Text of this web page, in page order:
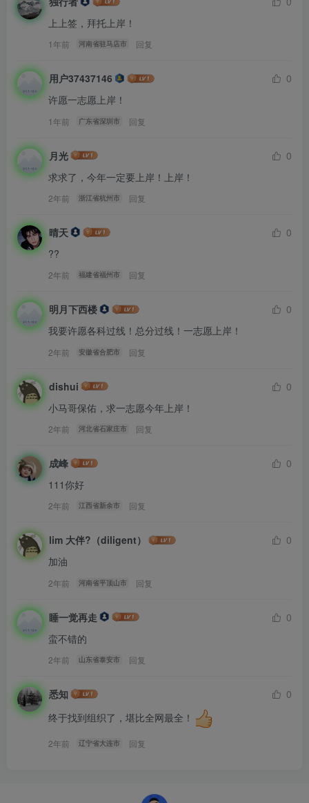
上上签，拜托上岸！
1年前 河南省驻马店市 回复
用户37437146
0
许愿一志愿上岸！
1年前 广东省深圳市 回复
月光
0
求求了，今年一定要上岸！上岸！
2年前 浙江省杭州市 回复
晴天
0
??
2年前 福建省福州市 回复
明月下西楼
0
我要许愿各科过线！总分过线！一志愿上岸！
2年前 安徽省合肥市 回复
dishui
0
小马哥保佑，求一志愿今年上岸！
2年前 河北省石家庄市 回复
成峰
0
111你好
2年前 江西省新余市 回复
lim 大伴?（diligent）
0
加油
2年前 河南省平顶山市 回复
睡一觉再走
0
蛮不错的
2年前 山东省泰安市 回复
悉知
0
终于找到组织了，堪比全网最全！
2年前 辽宁省大连市 回复